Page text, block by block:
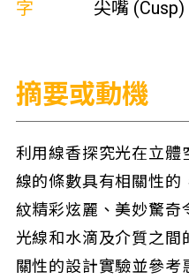
字
尖嘴 (Cusp)
摘要或動機
利用線香探究光在立體
線的條數具有相關性的
紋精彩炫麗、美妙驚奇
光線和水滴及介質之間
關性的設計實驗並參